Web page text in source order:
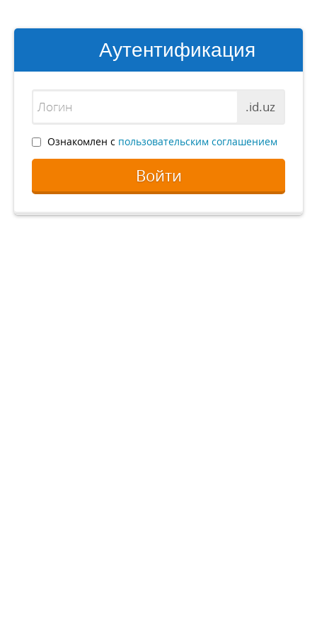
Аутентификация
.id.uz
Ознакомлен с пользовательским соглашением
Войти